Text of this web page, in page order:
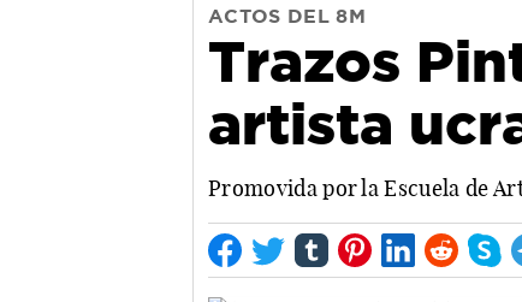
ACTOS DEL 8M
Trazos
artista
Promovida por la Escuela de